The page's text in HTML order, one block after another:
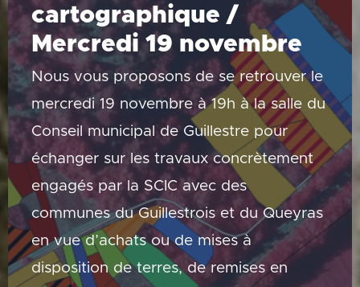
cartographique /
Mercredi 19 novembre
Nous vous proposons de se retrouver le
mercredi 19 novembre à 19h à la salle du
Conseil municipal de Guillestre pour
échanger sur les travaux concrètement
engagés par la SCIC avec des
communes du Guillestrois et du Queyras
en vue d’achats ou de mises à
disposition de terres, de remises en